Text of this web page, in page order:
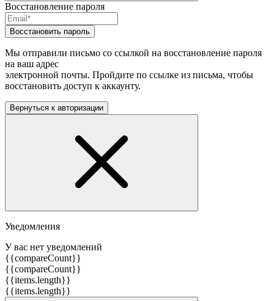
Восстановление пароля
Восстановить пароль
Мы отправили письмо со ссылкой на восстановление пароля
на ваш адрес
электронной почты. Пройдите по ссылке из письма, чтобы
восстановить доступ к аккаунту.
Вернуться к авторизации
Уведомления
У вас нет уведомлений
{{compareCount}}
{{compareCount}}
{{items.length}}
{{items.length}}